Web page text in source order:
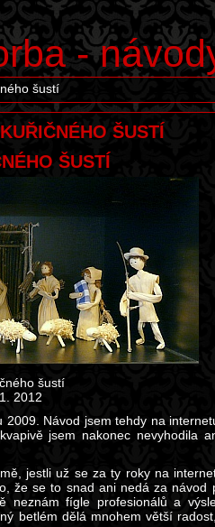
-
šustí
ŠUSTÍ
ŠUSTÍ
šustí
2012
Návod jsem tehdy na
jsem nakonec nevyhodila
jestli už se za ty roky na
že se to snad ani nedá za návod
neznám fígle profesionálů a
betlém dělá mnohem větší